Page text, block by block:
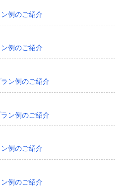
例のご紹介
例のご紹介
ン例のご紹介
ン例のご紹介
例のご紹介
例のご紹介